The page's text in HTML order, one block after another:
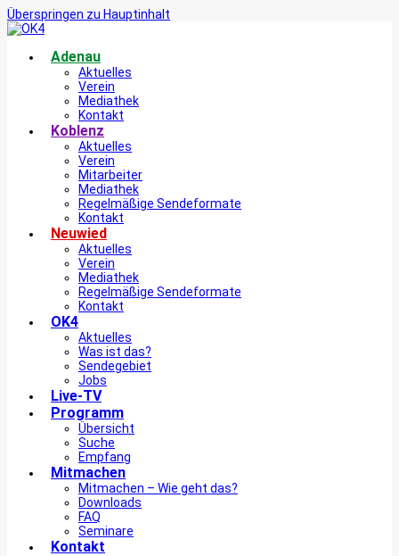
Überspringen zu Hauptinhalt
Adenau
Aktuelles
Verein
Mediathek
Kontakt
Koblenz
Aktuelles
Verein
Mitarbeiter
Mediathek
Regelmäßige Sendeformate
Kontakt
Neuwied
Aktuelles
Verein
Mediathek
Regelmäßige Sendeformate
Kontakt
OK4
Aktuelles
Was ist das?
Sendegebiet
Jobs
Live-TV
Programm
Übersicht
Suche
Empfang
Mitmachen
Mitmachen – Wie geht das?
Downloads
FAQ
Seminare
Kontakt